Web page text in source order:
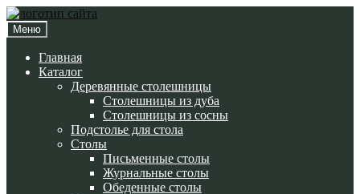
Перейти
к
навигации
Перейти
к
содержимому
Меню
Главная
Каталог
Деревянные столешницы
Столешницы из дуба
Столешницы из сосны
Подстолье для стола
Cтолы
Письменные столы
Журнальные столы
Обеденные столы